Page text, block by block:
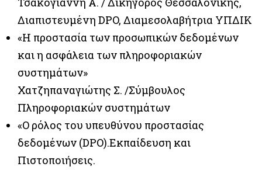
Διαπιστευμένη DPO, Διαμεσολαβήτρια ΥΠΔΙΚ
«Η προστασία των προσωπικών δεδομένων
και η ασφάλεια των πληροφοριακών
συστημάτων»
Χατζηπαναγιώτης Σ. /Σύμβουλος
Πληροφοριακών συστημάτων
«Ο ρόλος του υπευθύνου προστασίας
δεδομένων (DPO).Εκπαίδευση και
Πιστοποιήσεις.